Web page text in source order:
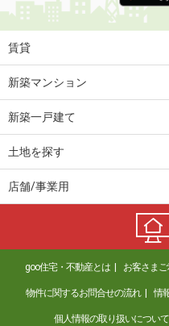
住 所
東
専有面積
東京都杉並区大宮１
東京都西東京市向台町４
住 所
東
専有面積
間取り
1K
東京都練馬区関町南３
賃貸
新築マンション
新築一戸建て
土地を探す
店舗/事業用
goo住宅・不動産とは お客さま
物件に関するお問合せの流れ 情
個人情報の取り扱いについて